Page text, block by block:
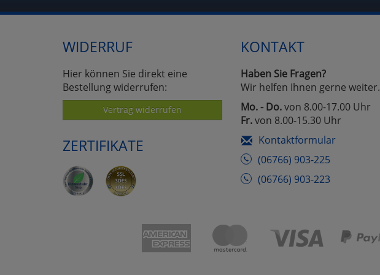
WIDERRUF
Hier können Sie direkt eine
Bestellung widerrufen:
Vertrag widerrufen
ZERTIFIKATE
KONTAKT
Haben Sie Fragen?
Wir helfen Ihnen gerne weiter.
Mo. - Do.von 8.00-17.00 Uhr
Fr.von 8.00-15.30 Uhr
Kontaktformular
(06766) 903-225
(06766) 903-223